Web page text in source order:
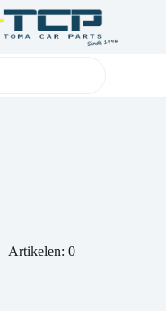
Artikelen: 0